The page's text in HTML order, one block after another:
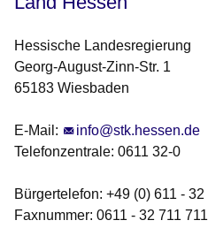
Hessische Landesregierung
Georg-August-Zinn-Str. 1
65183 Wiesbaden
E-Mail:
info@stk.hessen.de
Telefonzentrale: 0611 32-0
Bürgertelefon: +49 (0) 611 - 32
Faxnummer: 0611 - 32 711